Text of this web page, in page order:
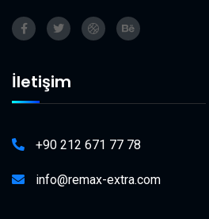
İletişim
+90 212 671 77 78
info@remax-extra.com